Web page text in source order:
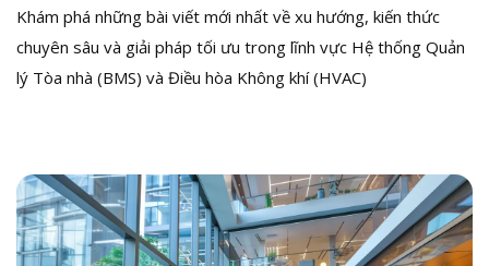
Khám phá những bài viết mới nhất về xu hướng, kiến thức
chuyên sâu và giải pháp tối ưu trong lĩnh vực Hệ thống Quản
lý Tòa nhà (BMS) và Điều hòa Không khí (HVAC)